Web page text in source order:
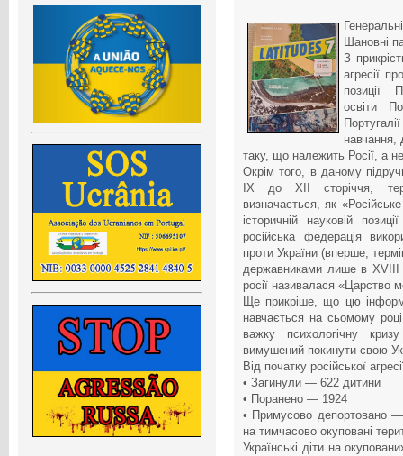
Шановні
З
агресії
позиції
освіти
навчання,
таку, що належить Росії, а не
Окрім того, в даному
IX до XII сторіччя,
визначається, як
історичній науковій
російська федерація
проти України (вперше,
державниками лише в XVIII
росії називалася «Царство
Ще прикріше, що цю
навчається на сьомому
важку психологічну
вимушений покинути свою
Від початку російської
• Загинули — 622 дитини
• Поранено — 1924
• Примусово депортовано —
на тимчасово окуповані
Українські діти на